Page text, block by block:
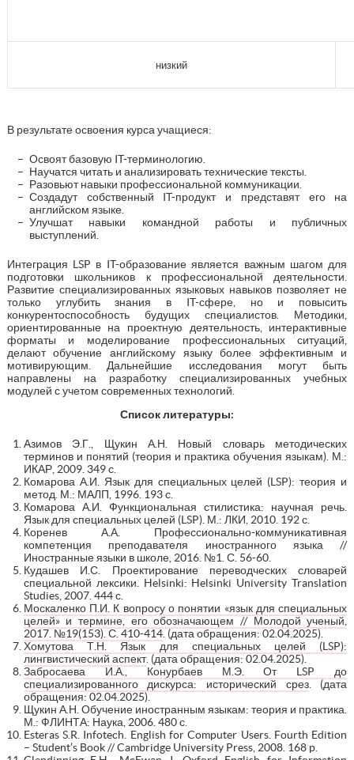
низкий
В результате освоения курса учащиеся:
Освоят базовую IT-терминологию.
Научатся читать и анализировать технические тексты.
Разовьют навыки профессиональной коммуникации.
Создадут собственный IT-продукт и представят его на
английском языке.
Улучшат навыки командной работы и публичных
выступлений.
Интеграция LSP в IT-образование является важным шагом для
подготовки школьников к профессиональной деятельности.
Развитие специализированных языковых навыков позволяет не
только углубить знания в IT-сфере, но и повысить
конкурентоспособность будущих специалистов. Методики,
ориентированные на проектную деятельность, интерактивные
форматы и моделирование профессиональных ситуаций,
делают обучение английскому языку более эффективным и
мотивирующим. Дальнейшие исследования могут быть
направлены на разработку специализированных учебных
модулей с учетом современных технологий.
Список литературы:
Азимов Э.Г., Щукин А.Н. Новый словарь методических
терминов и понятий (теория и практика обучения языкам). М.:
ИКАР, 2009. 349 с.
Комарова А.И. Язык для специальных целей (LSP): теория и
метод. М.: МАЛП, 1996. 193 с.
Комарова А.И. Функциональная стилистика: научная речь.
Язык для специальных целей (LSP). М.: ЛКИ, 2010. 192 с.
Коренев А.А. Профессионально-коммуникативная
компетенция преподавателя иностранного языка //
Иностранные языки в школе, 2016. №1. С. 56-60.
Кудашев И.С. Проектирование переводческих словарей
специальной лексики. Helsinki: Helsinki University Translation
Studies, 2007. 444 с.
Москаленко П.И. К вопросу о понятии «язык для специальных
целей» и термине, его обозначающем // Молодой ученый,
2017. №19(153). С. 410-414. (дата обращения: 02.04.2025).
Хомутова Т.Н. Язык для специальных целей (LSP):
лингвистический аспект. (дата обращения: 02.04.2025).
Забросаева И.А., Конурбаев М.Э. От LSP до
специализированного дискурса: исторический срез. (дата
обращения: 02.04.2025).
Щукин А.Н. Обучение иностранным языкам: теория и практика.
М.: ФЛИНТА: Наука, 2006. 480 с.
Esteras S.R. Infotech. English for Computer Users. Fourth Edition
– Student’s Book // Cambridge University Press, 2008. 168 p.